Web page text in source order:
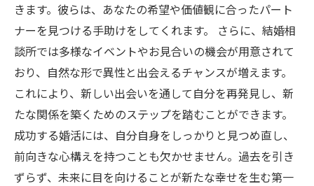
きます。彼らは、あなたの希望や価値観に合ったパート
ナーを見つける手助けをしてくれます。 さらに、結婚相
談所では多様なイベントやお見合いの機会が用意されて
おり、自然な形で異性と出会えるチャンスが増えます。
これにより、新しい出会いを通して自分を再発見し、新
たな関係を築くためのステップを踏むことができます。
成功する婚活には、自分自身をしっかりと見つめ直し、
前向きな心構えを持つことも欠かせません。過去を引き
ずらず、未来に目を向けることが新たな幸せを生む第一